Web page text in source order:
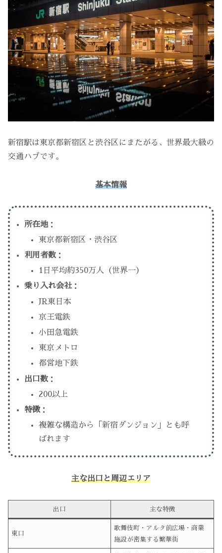
新宿駅は東京都新宿区と渋谷区にまたがる、世界最大級の
交通ハブです。
基本情報
所在地 ：
東京都新宿区・渋谷区
利用者数 ：
1日平均約350万人（世界一）
乗り入れ会社：
JR東日本
京王電鉄
小田急電鉄
東京メトロ
都営地下鉄
出口数 ：
200以上
特徴 ：
複雑な構造から「新宿ダンジョン」とも呼
ばれます
主な出口と周辺エリア
出口 主な特徴
東口
歌舞伎町・アルタ前広場・商業
施設が密集する繁華街